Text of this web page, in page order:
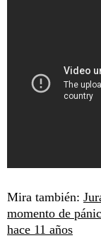
Mira también:
momento de
hace 11 años